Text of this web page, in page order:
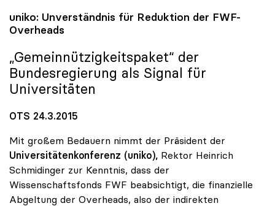
uniko: Unverständnis für Reduktion der FWF-
Overheads
„Gemeinnützigkeitspaket“ der
Bundesregierung als Signal für
Universitäten
OTS 24.3.2015
Mit großem Bedauern nimmt der Präsident der
Universitätenkonferenz (uniko), Rektor Heinrich
Schmidinger zur Kenntnis, dass der
Wissenschaftsfonds FWF beabsichtigt, die finanzielle
Abgeltung der Overheads, also der indirekten